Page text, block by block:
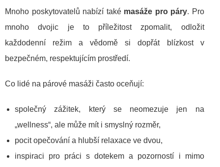
Mnoho poskytovatelů nabízí také masáže pro páry. Pro
mnoho dvojic je to příležitost zpomalit, odložit
každodenní režim a vědomě si dopřát blízkost v
bezpečném, respektujícím prostředí.
Co lidé na párové masáži často oceňují:
společný zážitek, který se neomezuje jen na
„wellness“, ale může mít i smyslný rozměr,
pocit opečování a hlubší relaxace ve dvou,
inspiraci pro práci s dotekem a pozorností i mimo